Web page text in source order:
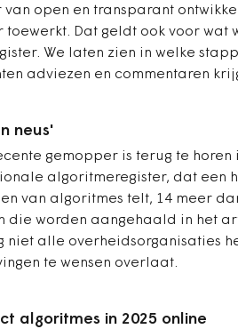
van open en transparant
toewerkt. Dat geldt ook voor wat
We laten zien in welke
adviezen en commentaren
neus'
gemopper is terug te horen
algoritmeregister, dat een
van algoritmes telt, 14 meer
die worden aangehaald in het
niet alle overheidsorganisaties
te wensen overlaat.
algoritmes in 2025 online